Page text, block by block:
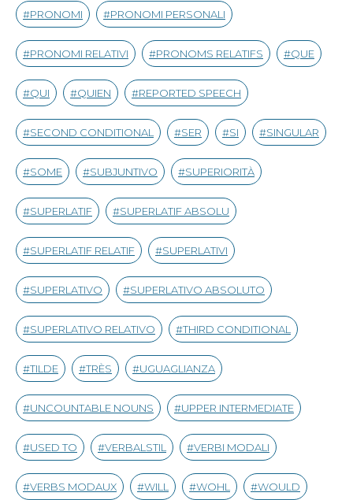
PRONOMI PRONOMI PERSONALI
PRONOMI RELATIVI PRONOMS RELATIFS QUE
QUI QUIEN REPORTED SPEECH
SECOND CONDITIONAL SER SI SINGULAR
SOME SUBJUNTIVO SUPERIORITÀ
SUPERLATIF SUPERLATIF ABSOLU
SUPERLATIF RELATIF SUPERLATIVI
SUPERLATIVO SUPERLATIVO ABSOLUTO
SUPERLATIVO RELATIVO THIRD CONDITIONAL
TILDE TRÈS UGUAGLIANZA
UNCOUNTABLE NOUNS UPPER INTERMEDIATE
USED TO VERBALSTIL VERBI MODALI
VERBS MODAUX WILL WOHL WOULD